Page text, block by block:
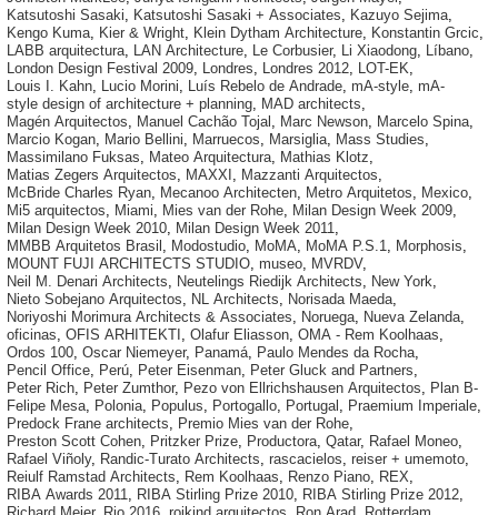
Katsutoshi Sasaki, Katsutoshi Sasaki + Associates, Kazuyo Sejima,
Kengo Kuma, Kier & Wright, Klein Dytham Architecture, Konstantin Grcic,
LABB arquitectura, LAN Architecture, Le Corbusier, Li Xiaodong, Líbano,
London Design Festival 2009, Londres, Londres 2012, LOT-EK,
Louis I. Kahn, Lucio Morini, Luís Rebelo de Andrade, mA-style, mA-
style design of architecture + planning, MAD architects,
Magén Arquitectos, Manuel Cachão Tojal , Marc Newson, Marcelo Spina,
Marcio Kogan, Mario Bellini, Marruecos, Marsiglia, Mass Studies,
Massimilano Fuksas, Mateo Arquitectura, Mathias Klotz,
Matias Zegers Arquitectos, MAXXI , Mazzanti Arquitectos,
McBride Charles Ryan, Mecanoo Architecten, Metro Arquitetos, Mexico,
Mi5 arquitectos, Miami, Mies van der Rohe, Milan Design Week 2009,
Milan Design Week 2010, Milan Design Week 2011,
MMBB Arquitetos Brasil , Modostudio, MoMA, MoMA P.S.1, Morphosis,
MOUNT FUJI ARCHITECTS STUDIO, museo, MVRDV,
Neil M. Denari Architects, Neutelings Riedijk Architects, New York,
Nieto Sobejano Arquitectos, NL Architects, Norisada Maeda,
Noriyoshi Morimura Architects & Associates, Noruega, Nueva Zelanda,
oficinas, OFIS ARHITEKTI , Olafur Eliasson, OMA - Rem Koolhaas,
Ordos 100, Oscar Niemeyer, Panamá, Paulo Mendes da Rocha,
Pencil Office, Perú, Peter Eisenman, Peter Gluck and Partners,
Peter Rich, Peter Zumthor, Pezo von Ellrichshausen Arquitectos, Plan B-
Felipe Mesa, Polonia, Populus, Portogallo, Portugal , Praemium Imperiale,
Predock Frane architects, Premio Mies van der Rohe,
Preston Scott Cohen, Pritzker Prize, Productora, Qatar, Rafael Moneo,
Rafael Viñoly, Randic-Turato Architects, rascacielos, reiser + umemoto,
Reiulf Ramstad Architects, Rem Koolhaas, Renzo Piano, REX,
RIBA Awards 2011, RIBA Stirling Prize 2010, RIBA Stirling Prize 2012,